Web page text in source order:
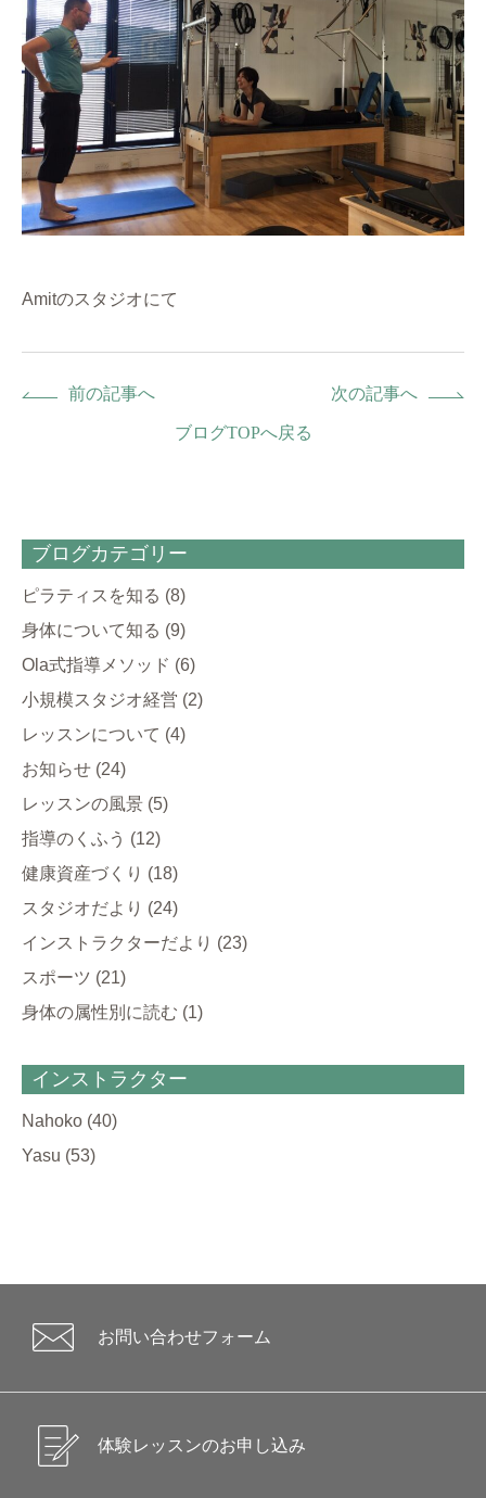
Amitのスタジオにて
前の記事へ 次の記事へ
ブログTOPへ戻る
ブログカテゴリー
ピラティスを知る (8)
身体について知る (9)
Ola式指導メソッド (6)
小規模スタジオ経営 (2)
レッスンについて (4)
お知らせ (24)
レッスンの風景 (5)
指導のくふう (12)
健康資産づくり (18)
スタジオだより (24)
インストラクターだより (23)
スポーツ (21)
身体の属性別に読む (1)
インストラクター
Nahoko (40)
Yasu (53)
お問い合わせフォーム
体験レッスンのお申し込み